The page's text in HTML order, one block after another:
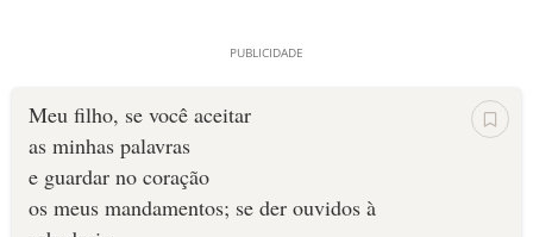
Meu filho, se você aceitar
as minhas palavras
e guardar no coração
os meus mandamentos; se der ouvidos à